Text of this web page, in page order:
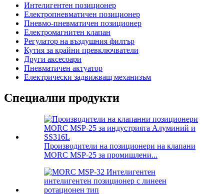
Интелигентен позиционер
Електропневматичен позиционер
Пневмо-пневматичен позиционер
Електромагнитен клапан
Регулатор на въздушния филтър
Кутия за крайни превключватели
Други аксесоари
Пневматичен актуатор
Електрически задвижващ механизъм
Специални продукти
Производители на позиционери на клапани
MORC MSP-25 за промишлени...